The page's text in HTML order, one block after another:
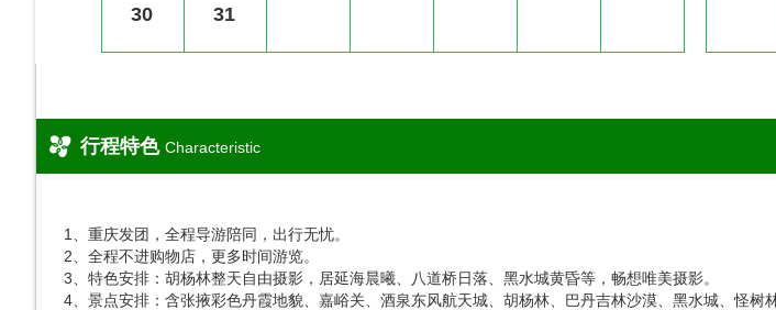
30 31
行程特色 Characteristic
1、重庆发团，全程导游陪同，出行无忧。
2、全程不进购物店，更多时间游览。
3、特色安排：胡杨林整天自由摄影，居延海晨曦、八道桥日落、黑水城黄昏等，畅想唯美摄影。
4、景点安排：含张掖彩色丹霞地貌、嘉峪关、酒泉东风航天城、胡杨林、巴丹吉林沙漠、黑水城、怪